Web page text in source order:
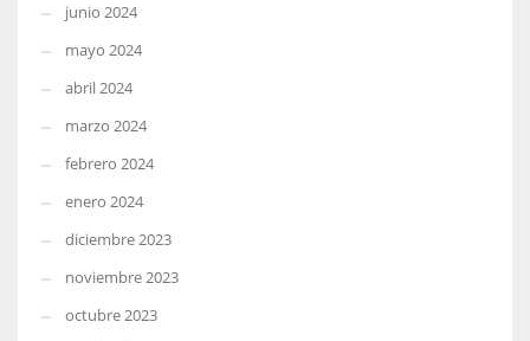
junio 2024
mayo 2024
abril 2024
marzo 2024
febrero 2024
enero 2024
diciembre 2023
noviembre 2023
octubre 2023